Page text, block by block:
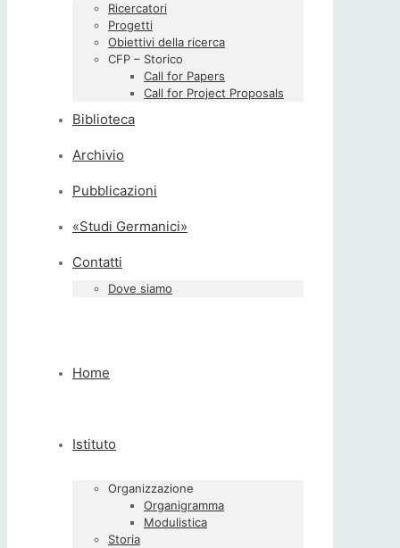
Ricercatori
Progetti
Obiettivi della ricerca
CFP – Storico
Call for Papers
Call for Project Proposals
Biblioteca
Archivio
Pubblicazioni
«Studi Germanici»
Contatti
Dove siamo
Home
Istituto
Organizzazione
Organigramma
Modulistica
Storia